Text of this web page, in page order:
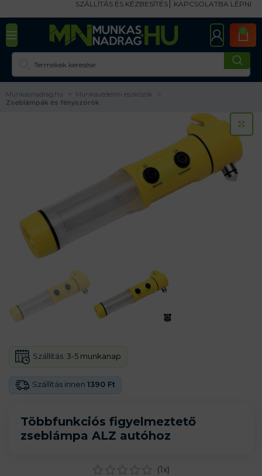
SZÁLLÍTÁS ÉS KÉZBESÍTÉS KAPCSOLATBA LÉPNI
0
Munkasnadrag.hu
Munkavédelmi eszközök
Zseblámpák és fényszórók
Többfunkciós figyelmeztető
zseblámpa ALZ autóhoz
Szállítás innen 1390 Ft
Szállítás: 3-5 munkanap
(1x)